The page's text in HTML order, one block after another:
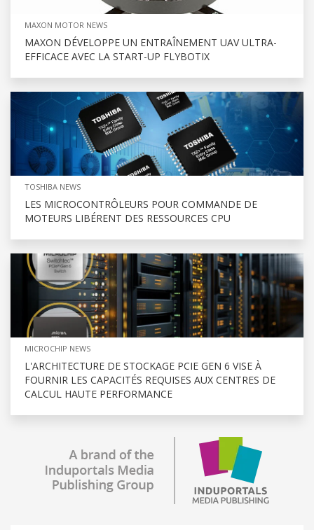
MAXON MOTOR NEWS
MAXON DÉVELOPPE UN ENTRAÎNEMENT UAV ULTRA-
EFFICACE AVEC LA START-UP FLYBOTIX
TOSHIBA NEWS
LES MICROCONTRÔLEURS POUR COMMANDE DE
MOTEURS LIBÉRENT DES RESSOURCES CPU
MICROCHIP NEWS
L'ARCHITECTURE DE STOCKAGE PCIE GEN 6 VISE À
FOURNIR LES CAPACITÉS REQUISES AUX CENTRES DE
CALCUL HAUTE PERFORMANCE